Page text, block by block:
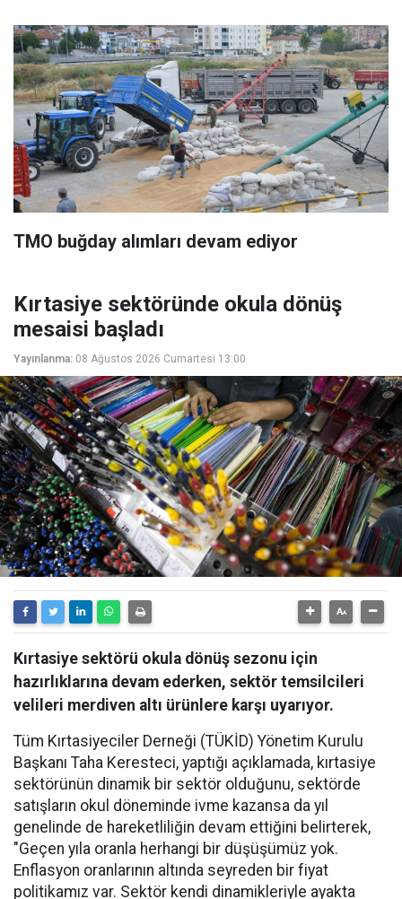
TMO buğday alımları devam ediyor
Kırtasiye sektöründe okula dönüş
mesaisi başladı
Yayınlanma: 08 Ağustos 2026 Cumartesi 13:00
Kırtasiye sektörü okula dönüş sezonu için
hazırlıklarına devam ederken, sektör temsilcileri
velileri merdiven altı ürünlere karşı uyarıyor.
Tüm Kırtasiyeciler Derneği (TÜKİD) Yönetim Kurulu
Başkanı Taha Keresteci, yaptığı açıklamada, kırtasiye
sektörünün dinamik bir sektör olduğunu, sektörde
satışların okul döneminde ivme kazansa da yıl
genelinde de hareketliliğin devam ettiğini belirterek,
"Geçen yıla oranla herhangi bir düşüşümüz yok.
Enflasyon oranlarının altında seyreden bir fiyat
politikamız var. Sektör kendi dinamikleriyle ayakta